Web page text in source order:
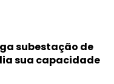
subestação de
sua capacidade